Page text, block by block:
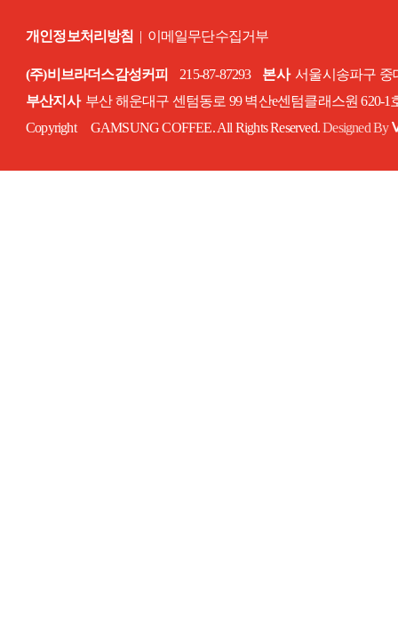
개인정보처리방침 | 이메일무단수집거부
(주)비브라더스감성커피 215-87-87293 본사서울시송파구 중
부산지사부산 해운대구 센텀동로 99 벽산e센텀클래스원 620-1
Copyright GAMSUNG COFFEE. All Rights Reserved.Designed By